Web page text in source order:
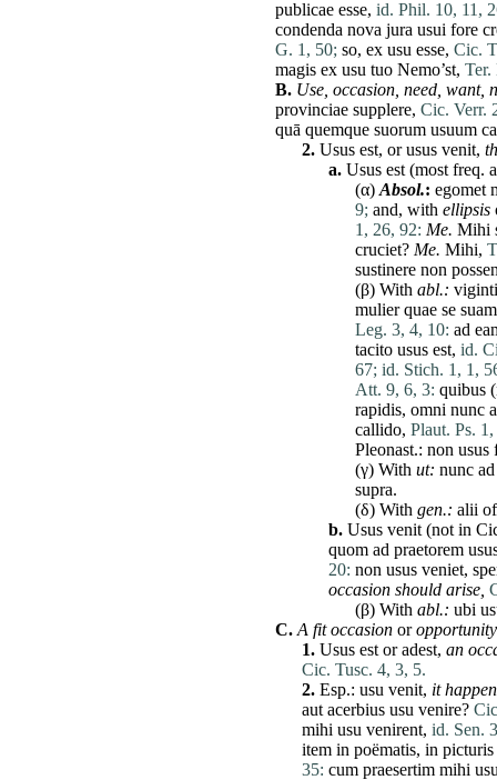
publicae esse, id. Phil. 10, 11,
condenda nova jura usui fore
G. 1, 50; so, ex usu esse, Cic.
magis ex usu tuo Nemo’st, Ter.
B. Use occasion need, want,
provinciae supplere, Cic. Verr.
quā quemque suorum usuum
2. Usus est, orusus venit,
a. Usus est (most freq.
(α) Absol.: egomet
9; and, with ellipsis
1, 26, 92: Me. Mihi
cruciet? Me. Mihi,
sustinere non
(β) With abl.: viginti
mulier quae se
Leg. 3, 4, 10: ad
tacito usus est, id.
67; id. Stich. 1, 1,
Att. 9, 6, 3: quibus (
rapidis, omni nunc
callido, Plaut. Ps.
Pleonast.: non usus
(γ) With ut: nunc ad
supra.
(δ) With gen.: alii
b. Usus venit (not in
quom ad praetorem
20: non usus veniet,
occasion should arise,
(β) With abl.: ubi
C. A fit occasion oropportunity
1. Usus est oradest, an
Cic. Tusc. 4, 3, 5.
2. Esp.: usu venit, it
aut acerbius usu venire?
mihi usu venirent, id. Sen.
item in poëmatis, in picturis
35: cum praesertim mihi